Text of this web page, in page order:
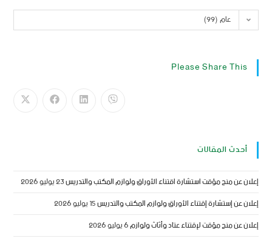
عام (99)
Please Share This
أحدث المقالات
إعلان عن منح مؤقت استشارة اقتناء الأوراق ولوازم المكتب والتدريس23 يوليو 2026
إعلان عن إستشارة إقتناء الأوراق ولوازم المكتب والتدريس15 يوليو 2026
إعلان عن منح مؤقت لإقتناء عتاد وأثاث ولوازم6 يوليو 2026